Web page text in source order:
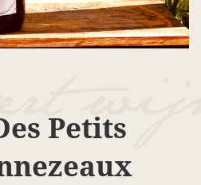
Petits